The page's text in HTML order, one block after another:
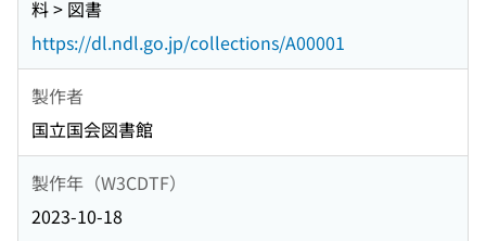
料 > 図書
https://dl.ndl.go.jp/collections/A00001
製作者
国立国会図書館
製作年（W3CDTF）
2023-10-18